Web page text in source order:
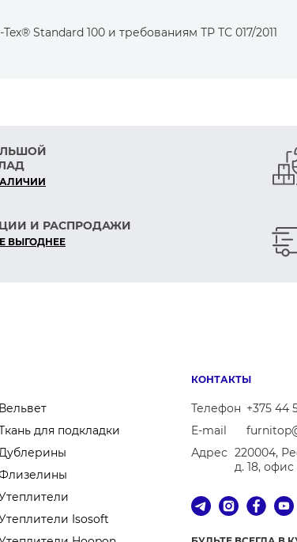
и увеличенное отверстие
петли.
Standard 100 и требованиям ТР ТС 017/2011
И РАСПРОДАЖИ
ВЫГОДНЕЕ
Вельвет
для подкладки
Isosoft
КОНТАКТЫ
Телефон +375 44
E-mail
Адрес 220004,
д. 18,